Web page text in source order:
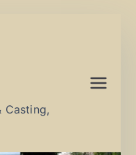
Casting,